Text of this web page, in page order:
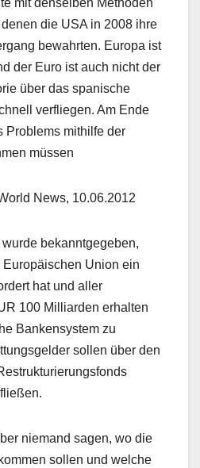
mit denselben Methoden
die USA in 2008 ihre
bewahrten. Europa ist
der Euro ist auch nicht der
über das spanische
verfliegen. Am Ende
Problems mithilfe der
müssen
News, 10.06.2012
bekanntgegeben,
Union ein
hat und aller
100 Milliarden erhalten
Bankensystem zu
sollen über den
niemand sagen, wo die
sollen und welche